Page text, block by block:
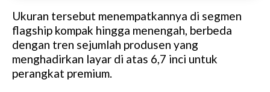
Ukuran tersebut menempatkannya di segmen
flagship kompak hingga menengah, berbeda
dengan tren sejumlah produsen yang
menghadirkan layar di atas 6,7 inci untuk
perangkat premium.